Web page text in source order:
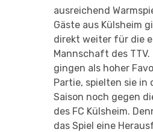
ausreichend
Gäste aus Külsheim
direkt weiter für die
Mannschaft des TTV.
gingen als hoher
Partie, spielten sie in
Saison noch gegen
des FC Külsheim.
das Spiel eine